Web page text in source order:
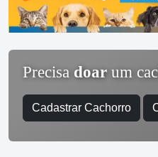
Precisa doar um
Cadastrar Cachorro